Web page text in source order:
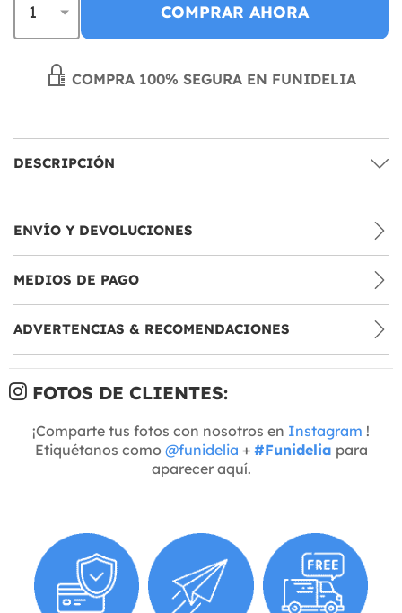
COMPRAR AHORA
COMPRA 100% SEGURA EN FUNIDELIA
DESCRIPCIÓN
ENVÍO Y DEVOLUCIONES
MEDIOS DE PAGO
ADVERTENCIAS & RECOMENDACIONES
FOTOS DE CLIENTES:
¡Comparte tus fotos con nosotros en Instagram !
Etiquétanos como @funidelia + #Funidelia para
aparecer aquí.